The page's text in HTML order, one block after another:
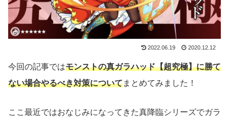
2022.06.19 2020.12.12
今回の記事ではモンストの真ガラハッド【超究極】に勝て
ない場合やるべき対策についてまとめてみました！
ここ最近ではおなじみになってきた真降臨シリーズでガラ